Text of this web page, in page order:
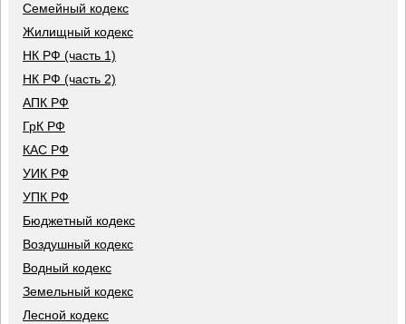
Семейный кодекс
Жилищный кодекс
НК РФ (часть 1)
НК РФ (часть 2)
АПК РФ
ГрК РФ
КАС РФ
УИК РФ
УПК РФ
Бюджетный кодекс
Воздушный кодекс
Водный кодекс
Земельный кодекс
Лесной кодекс